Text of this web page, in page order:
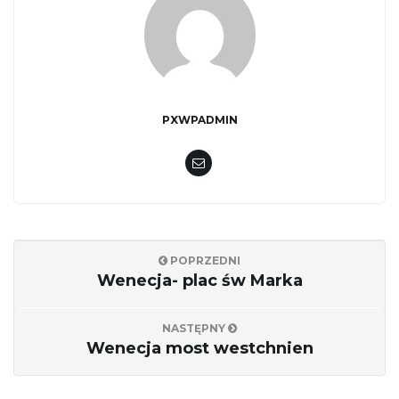
PXWPADMIN
POPRZEDNI
Wenecja- plac św Marka
NASTĘPNY
Wenecja most westchnien